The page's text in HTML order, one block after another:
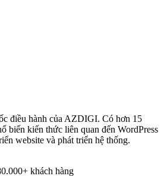
điều hành của AZDIGI. Có hơn 15
biến kiến thức liên quan đến WordPress
website và phát triển hệ thống.
khách hàng